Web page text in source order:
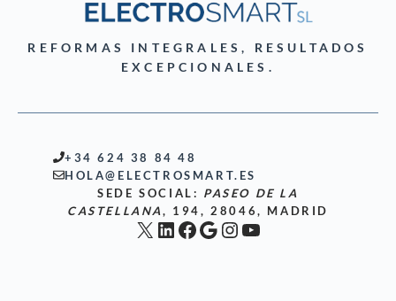
REFORMAS INTEGRALES, RESULTADOS
EXCEPCIONALES.
+34 624 38 84 48
HOLA@ELECTROSMART.ES
SEDE SOCIAL: PASEO DE LA
CASTELLANA, 194, 28046, MADRID
X LinkedIn
Facebook
Google
Instagram
YouTube